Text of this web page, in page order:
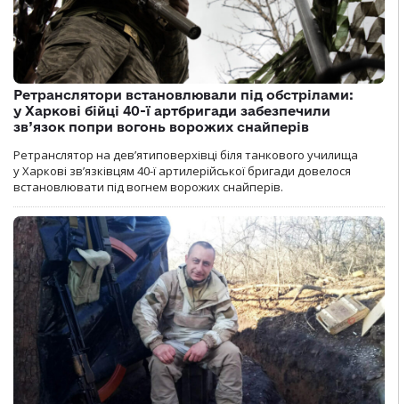
Ретранслятори встановлювали під обстрілами:
у Харкові бійці 40-ї артбригади забезпечили
зв’язок попри вогонь ворожих снайперів
Ретранслятор на дев’ятиповерхівці біля танкового училища
у Харкові зв’язківцям 40-ї артилерійської бригади довелося
встановлювати під вогнем ворожих снайперів.